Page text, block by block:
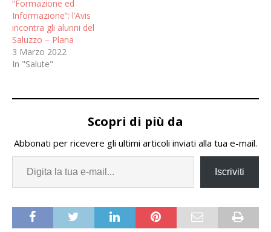
“Formazione ed
Informazione”: l’Avis
incontra gli alunni del
Saluzzo – Plana
3 Marzo 2022
In "Salute"
Scopri di più da
Abbonati per ricevere gli ultimi articoli inviati alla tua e-mail.
Iscriviti